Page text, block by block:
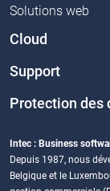
Solutions web
Cloud
Support
Protection des
Intec : Business
Depuis 1987, nous
Belgique et le